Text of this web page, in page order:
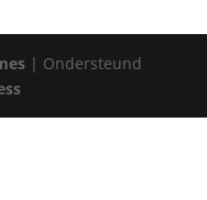
| Ondersteund